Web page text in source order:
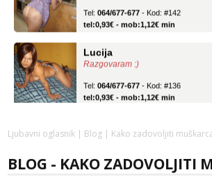
tel:0,93€ - mob:1,12€ min
Razgovaram :)
tel:0,93€ - mob:1,12€ min
Obavijesti me kada se
Razgovaram :)
Tel:064/677-677- Kod: #74
tel:0,93€ - mob:1,12€ min
Ljubavni oglasnik | Blog | Kako zadovoljiti
BLOG - KAKO ZADOVOLJITI